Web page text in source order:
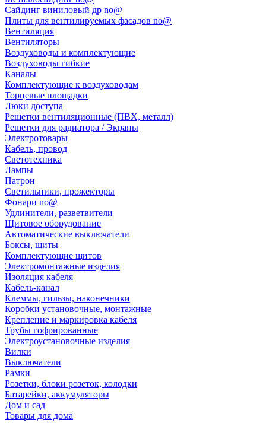
Сайдинг виниловый др no@
Плиты для вентилируемых фасадов no@
Вентиляция
Вентиляторы
Воздуховоды и комплектующие
Воздуховоды гибкие
Каналы
Комплектующие к воздуховодам
Торцевые площадки
Люки доступа
Решетки вентиляционные (ПВХ, металл)
Решетки для радиатора / Экраны
Электротовары
Кабель, провод
Светотехника
Лампы
Патрон
Светильники, прожекторы
Фонари no@
Удлинители, разветвители
Щитовое оборудование
Автоматические выключатели
Боксы, щиты
Комплектующие щитов
Электромонтажные изделия
Изоляция кабеля
Кабель-канал
Клеммы, гильзы, наконечники
Коробки установочные, монтажные
Крепление и маркировка кабеля
Трубы гофрированные
Электроустановочные изделия
Вилки
Выключатели
Рамки
Розетки, блоки розеток, колодки
Батарейки, аккумуляторы
Дом и сад
Товары для дома